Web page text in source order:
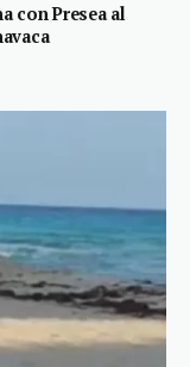
con Presea al